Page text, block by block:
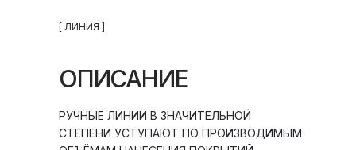
[ ЛИНИЯ ]
ОПИСАНИЕ
РУЧНЫЕ ЛИНИИ В ЗНАЧИТЕЛЬНОЙ
СТЕПЕНИ УСТУПАЮТ ПО ПРОИЗВОДИМЫМ